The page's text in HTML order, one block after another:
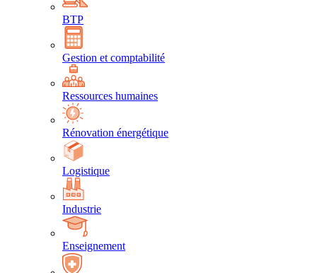
BTP
Gestion et comptabilité
Ressources humaines
Rénovation énergétique
Logistique
Industrie
Enseignement